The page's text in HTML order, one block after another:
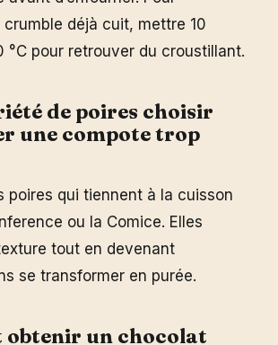
déjà cuit, mettre 10
°C pour retrouver du croustillant.
de poires choisir
une compote trop
poires qui tiennent à la cuisson
ou la Comice. Elles
tout en devenant
se transformer en purée.
obtenir un chocolat